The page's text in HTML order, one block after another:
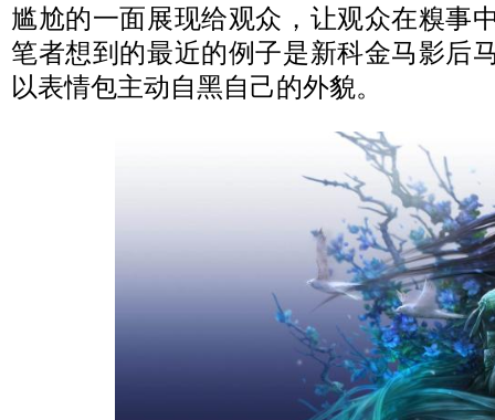
尴尬的一面展现给观众，让观众在糗事
笔者想到的最近的例子是新科金马影后
以表情包主动自黑自己的外貌。